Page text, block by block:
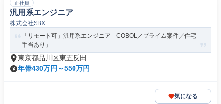
正社員
汎用系エンジニア
株式会社SBX
「リモート可」汎用系エンジニア「COBOL／プライム案件／住宅
手当あり」
東京都品川区東五反田
年俸430万円～550万円
気になる